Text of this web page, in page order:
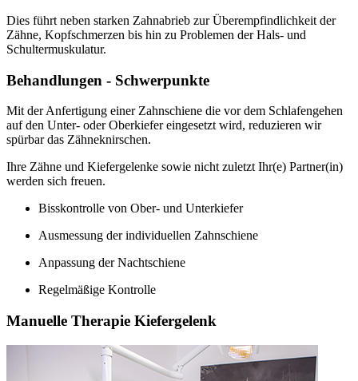
Dies führt neben starken Zahnabrieb zur Überempfindlichkeit der
Zähne, Kopfschmerzen bis hin zu Problemen der Hals- und
Schultermuskulatur.
Behandlungen - Schwerpunkte
Mit der Anfertigung einer Zahnschiene die vor dem Schlafengehen
auf den Unter- oder Oberkiefer eingesetzt wird, reduzieren wir
spürbar das Zähneknirschen.
Ihre Zähne und Kiefergelenke sowie nicht zuletzt Ihr(e) Partner(in)
werden sich freuen.
Bisskontrolle von Ober- und Unterkiefer
Ausmessung der individuellen Zahnschiene
Anpassung der Nachtschiene
Regelmäßige Kontrolle
Manuelle Therapie Kiefergelenk